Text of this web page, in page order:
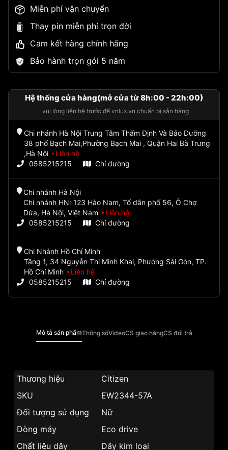
Miễn phí vận chuyển
Thay pin miễn phí trọn đời
Cam kết hàng chính hãng
Bảo hành trọn gói 5 năm
Hệ thống cửa hàng(mở cửa từ 8h:00 - 22h:00)
vui lòng liên hệ trước để vnlux.vn chuẩn bị sẵn hàng
Chi nhánh Hà Nội Trung Tâm Thẩm Định Và Bảo Dưỡng
38 phố Bạch Mai,Phường Bạch Mai , Quận Hai Bà Trưng
,Hà Nội
Liên hệ
0585215215
Chỉ đường
Chi nhánh Hà Nội
Chi nhánh HN: 123 Hào Nam, Tổ dân phố 56, Ô Chợ
Dừa, Hà Nội, Việt Nam
Liên hệ
0585215215
Chỉ đường
Chi Nhánh Hồ Chí Minh
Tầng 1, 34 Nguyễn Thị Minh Khai, Phường Sài Gòn, TP.
Hồ Chí Minh
Liên hệ
0585215215
Chỉ đường
Mô tả sản phẩmThông sốVideoCS giao hàngCS đổi trả
Thương hiệu
Citizen
SKU
EW2344-57A
Đối tượng sử dụng
Nữ
Dòng máy
Eco drive
Chất liệu dây
Dây kim loại